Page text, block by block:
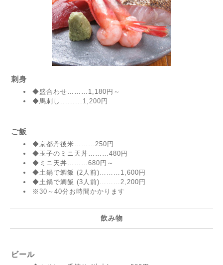
刺身
◆盛合わせ………1,180円～
◆馬刺し.........1,200円
ご飯
◆京都丹後米………250円
◆玉子のミニ天丼………480円
◆ミニ天丼………680円～
◆土鍋で鯛飯 (2人前)………1,600円
◆土鍋で鯛飯 (3人前)………2,200円
※30～40分お時間かかります
飲み物
ビール